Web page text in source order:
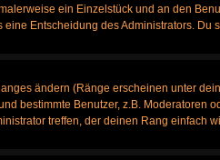
ein Einzelstück und an den
Entscheidung des Administrators.
ändern (Ränge erscheinen unter
bestimmte Benutzer, z.B.
treffen, der deinen Rang einfach